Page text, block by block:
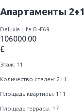
Апартаменты 2+1
Deluxia Life B -F69
106000.00
£
Этаж: 11
Количество спален: 2+1
Площадь квартиры: 111
Площадь террасы: 17